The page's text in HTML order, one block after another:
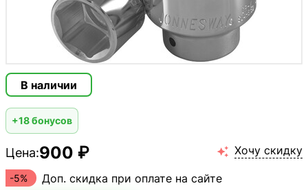
В наличии
+18 бонусов
Цена:900 ₽  Хочу скидку
-5% Доп. скидка при оплате на сайте